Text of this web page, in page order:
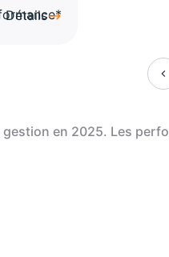
Détails
en 2025. Les